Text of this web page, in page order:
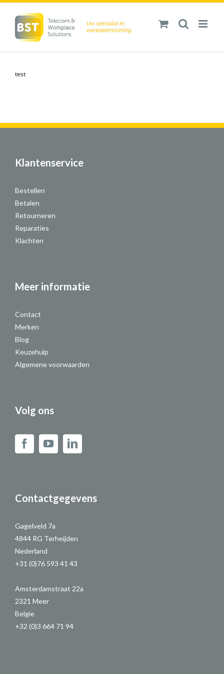
inhoud
test
Klantenservice
Bestellen
Betalen
Retourneren
Reparaties
Klachten
Meer informatie
Contact
Merken
Blog
Keuzehulp
Algemene voorwaarden
Volg ons
Contactgegevens
Gagelveld 7a
4844 RG Terheijden
Nederland
+31 (0)76 593 41 43
Amsterdamstraat 22a
2321 Meer
Belgie
+32 (0)3 664 71 94